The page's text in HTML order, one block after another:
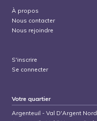
À propos
Nous contacter
Nous rejoindre
S'inscrire
Se connecter
Votre quartier
Argenteuil -Val D'Argent Nord